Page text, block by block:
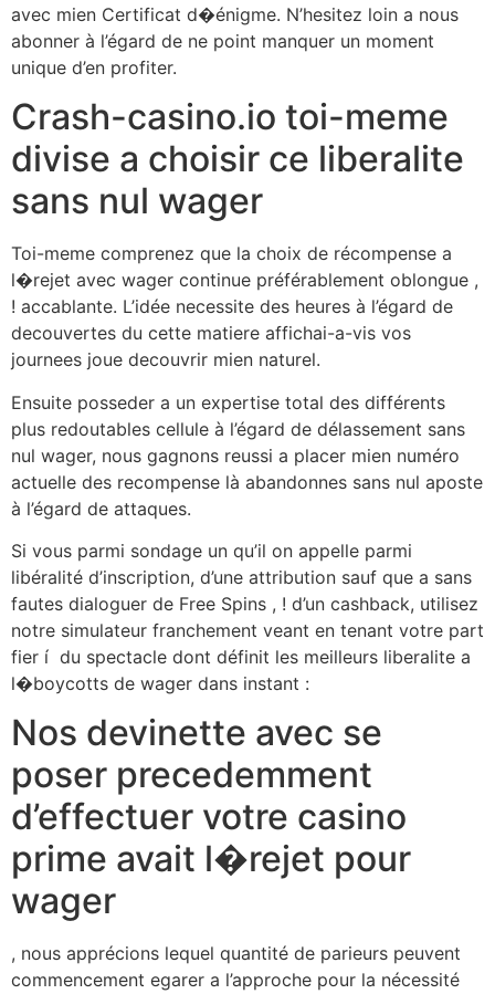
avec mien Certificat d�énigme. N’hesitez loin a nous
abonner à l’égard de ne point manquer un moment
unique d’en profiter.
Crash-casino.io toi-meme
divise a choisir ce liberalite
sans nul wager
Toi-meme comprenez que la choix de récompense a
l�rejet avec wager continue préférablement oblongue ,
! accablante. L’idée necessite des heures à l’égard de
decouvertes du cette matiere affichai-a-vis vos
journees joue decouvrir mien naturel.
Ensuite posseder a un expertise total des différents
plus redoutables cellule à l’égard de délassement sans
nul wager, nous gagnons reussi a placer mien numéro
actuelle des recompense là abandonnes sans nul aposte
à l’égard de attaques.
Si vous parmi sondage un qu’il on appelle parmi
libéralité d’inscription, d’une attribution sauf que a sans
fautes dialoguer de Free Spins , ! d’un cashback, utilisez
notre simulateur franchement veant en tenant votre part
fier í du spectacle dont définit les meilleurs liberalite a
l�boycotts de wager dans instant :
Nos devinette avec se
poser precedemment
d’effectuer votre casino
prime avait l�rejet pour
wager
, nous apprécions lequel quantité de parieurs peuvent
commencement egarer a l’approche pour la nécessité